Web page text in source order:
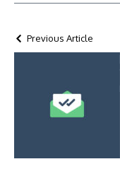
Previous Article